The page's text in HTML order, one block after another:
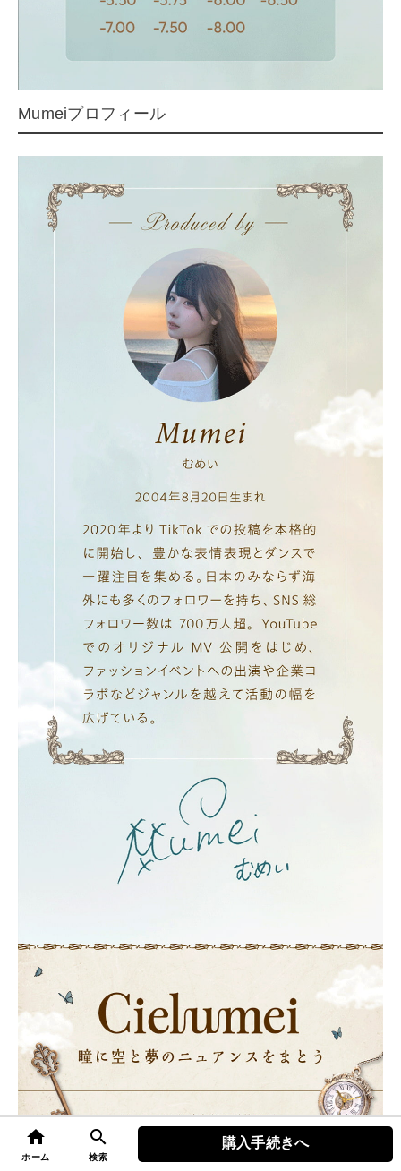
home
ホーム
search
検索
購入手続きへ
Mumeiプロフィール